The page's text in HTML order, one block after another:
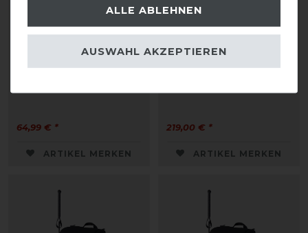
64,99 € *
ARTIKEL MERKEN
219,00 € *
ARTIKEL MERKEN
ALLE ABLEHNEN
AUSWAHL AKZEPTIEREN